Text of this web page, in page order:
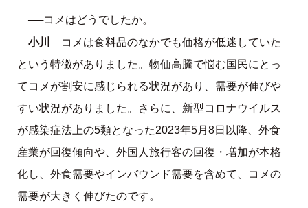
──コメはどうでしたか。
小川
コメは食料品のなかでも価格が低迷していた
という特徴がありました。物価高騰で悩む国民にとっ
てコメが割安に感じられる状況があり、需要が伸びや
すい状況がありました。さらに、新型コロナウイルス
が感染症法上の5類となった2023年5月8日以降、外食
産業が回復傾向や、外国人旅行客の回復・増加が本格
化し、外食需要やインバウンド需要を含めて、コメの
需要が大きく伸びたのです。